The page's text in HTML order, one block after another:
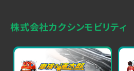
株式会社カクシンモビリティ